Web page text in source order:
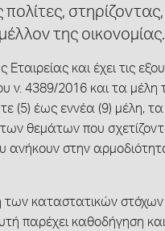
πολίτες,
της οικονομίας.
Εταιρείας και έχει τις
ν. 4389/2016 και τα μέλη
(5) έως εννέα (9) μέλη,
θεμάτων που
ανήκουν στην
των καταστατικών
παρέχει καθοδήγηση